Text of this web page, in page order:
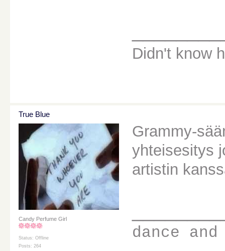
Didn't know
True Blue
Candy Perfume Girl
Status: Offline
Posts: 264
Grammy-
yhteisesitys
artistin
dance